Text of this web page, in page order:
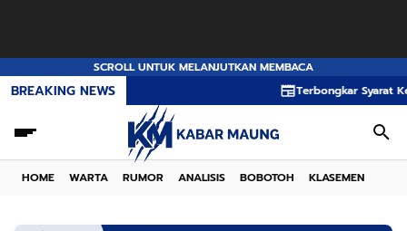
SCROLL UNTUK MELANJUTKAN MEMBACA
BREAKING NEWS Terbongkar Syarat Ketat
HOME WARTA RUMOR ANALISIS BOBOTOH KLASEMEN